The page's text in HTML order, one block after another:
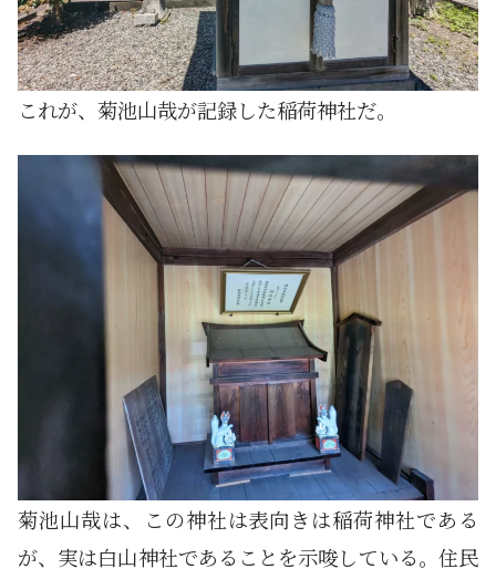
これが、菊池山哉が記録した稲荷神社だ。
菊池山哉は、この神社は表向きは稲荷神社である
が、実は白山神社であることを示唆している。住民